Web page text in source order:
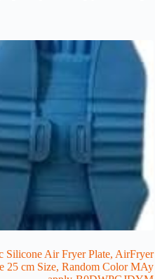
Silicone Air Fryer Plate, AirFryer
25 cm Size, Random Color MAy